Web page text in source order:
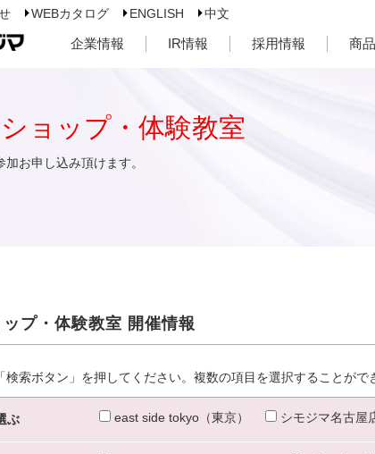
WEBカタログ ENGLISH 中文
企業情報 IR情報 採用情報 商
ョップ・体験教室
お申し込み頂けます。
プ・体験教室 開催情報
検索ボタン」を押してください。複数の項目を選択することがで
ぶ east side tokyo（東京） シモジマ名古屋